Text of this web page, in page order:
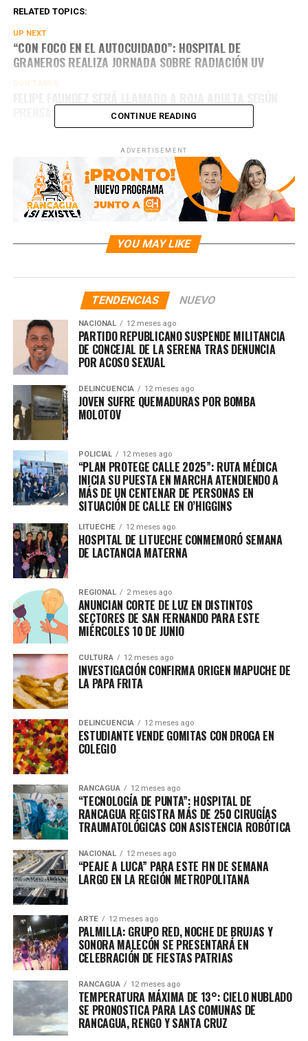
RELATED TOPICS:
UP NEXT
“CON FOCO EN EL AUTOCUIDADO”: HOSPITAL DE
GRANEROS REALIZA JORNADA SOBRE RADIACIÓN UV
DON'T MISS
PRENSA NACIONAL
CONTINUE READING
ADVERTISEMENT
YOU MAY LIKE
TENDENCIAS NUEVO
NACIONAL 12 meses ago
PARTIDO REPUBLICANO SUSPENDE MILITANCIA
DE CONCEJAL DE LA SERENA TRAS DENUNCIA
POR ACOSO SEXUAL
DELINCUENCIA 12 meses ago
JOVEN SUFRE QUEMADURAS POR BOMBA
MOLOTOV
POLICIAL 12 meses ago
“PLAN PROTEGE CALLE 2025”: RUTA MÉDICA
INICIA SU PUESTA EN MARCHA ATENDIENDO A
MÁS DE UN CENTENAR DE PERSONAS EN
SITUACIÓN DE CALLE EN O’HIGGINS
LITUECHE 12 meses ago
HOSPITAL DE LITUECHE CONMEMORÓ SEMANA
DE LACTANCIA MATERNA
REGIONAL 2 meses ago
ANUNCIAN CORTE DE LUZ EN DISTINTOS
SECTORES DE SAN FERNANDO PARA ESTE
MIÉRCOLES 10 DE JUNIO
CULTURA 12 meses ago
INVESTIGACIÓN CONFIRMA ORIGEN MAPUCHE DE
LA PAPA FRITA
DELINCUENCIA 12 meses ago
ESTUDIANTE VENDE GOMITAS CON DROGA EN
COLEGIO
RANCAGUA 12 meses ago
“TECNOLOGÍA DE PUNTA”: HOSPITAL DE
RANCAGUA REGISTRA MÁS DE 250 CIRUGÍAS
TRAUMATOLÓGICAS CON ASISTENCIA ROBÓTICA
NACIONAL 12 meses ago
“PEAJE A LUCA” PARA ESTE FIN DE SEMANA
LARGO EN LA REGIÓN METROPOLITANA
ARTE 12 meses ago
PALMILLA: GRUPO RED, NOCHE DE BRUJAS Y
SONORA MALECÓN SE PRESENTARÁ EN
CELEBRACIÓN DE FIESTAS PATRIAS
RANCAGUA 12 meses ago
TEMPERATURA MÁXIMA DE 13°: CIELO NUBLADO
SE PRONOSTICA PARA LAS COMUNAS DE
RANCAGUA, RENGO Y SANTA CRUZ